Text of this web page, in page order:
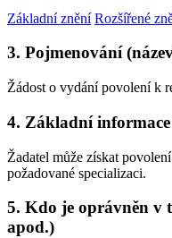
Základní znění Rozšířené
3. Pojmenování
Žádost o vydání povolení k
4. Základní
Žadatel může získat
požadované specializaci.
5. Kdo je oprávněn v
apod.)